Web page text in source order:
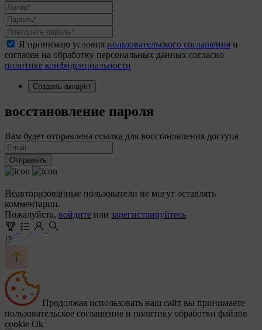
Я принимаю условия пользовательского соглашения и
согласен на обработку персональных данных согласно
политике конфиденциальности
Создать аккаунт
восстановление пароля
Вам будет отправлена ссылка для восстановления доступа
Отправить
Неавторизованные пользователи не могут оставлять
комментарии.
Пожалуйста, войдите или зарегистрируйтесь
!?
Продолжая использовать наш сайт вы принимаете
пользовательское соглашение и политику обработки файлов
cookie Ok